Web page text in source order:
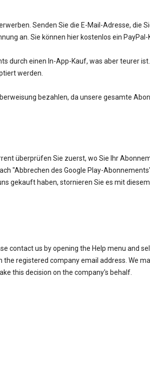
Senden Sie die E-Mail-Adresse, die
an. Sie können hier kostenlos ein
durch einen In-App-Kauf, was aber teurer
werden.
bezahlen, da unsere gesamte
überprüfen Sie zuerst, wo Sie Ihr
"Abbrechen des Google Play-
gekauft haben, stornieren Sie es mit
contact us by opening the Help menu and
registered company email address. We
this decision on the company's behalf.